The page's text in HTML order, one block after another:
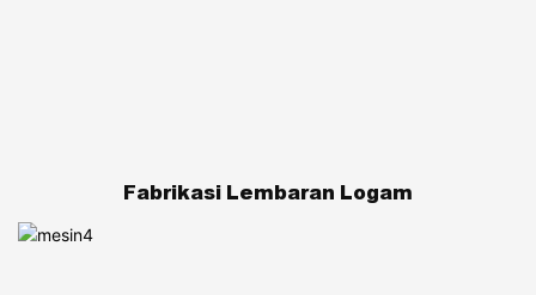
Fabrikasi Lembaran Logam